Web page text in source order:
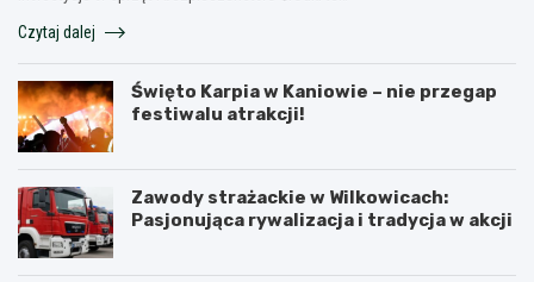
Czytaj dalej
Święto Karpia w Kaniowie – nie przegap
festiwalu atrakcji!
Zawody strażackie w Wilkowicach:
Pasjonująca rywalizacja i tradycja w akcji